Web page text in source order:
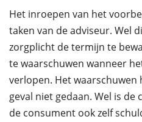
Het inroepen van het
taken van de adviseur. Wel
zorgplicht de termijn te
te waarschuwen wanneer
verlopen. Het
geval niet gedaan. Wel is
de consument ook zelf